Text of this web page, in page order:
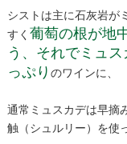
シストは主に石灰岩が
すく 葡萄の根が地
う、それでミュ
っぷり のワインに、
通常ミュスカデは早摘
触（シュルリー）を使